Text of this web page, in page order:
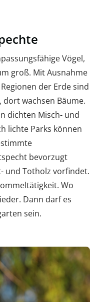
Vögel,
groß. Mit Ausnahme
der Erde sind
wachsen Bäume.
dichten Misch- und
lichte Parks können
bevorzugt
und Totholz vorfindet.
Wo
Dann darf es
sein.